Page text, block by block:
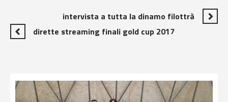
intervista a tutta la dinamo filottrà
dirette streaming finali gold cup 2017